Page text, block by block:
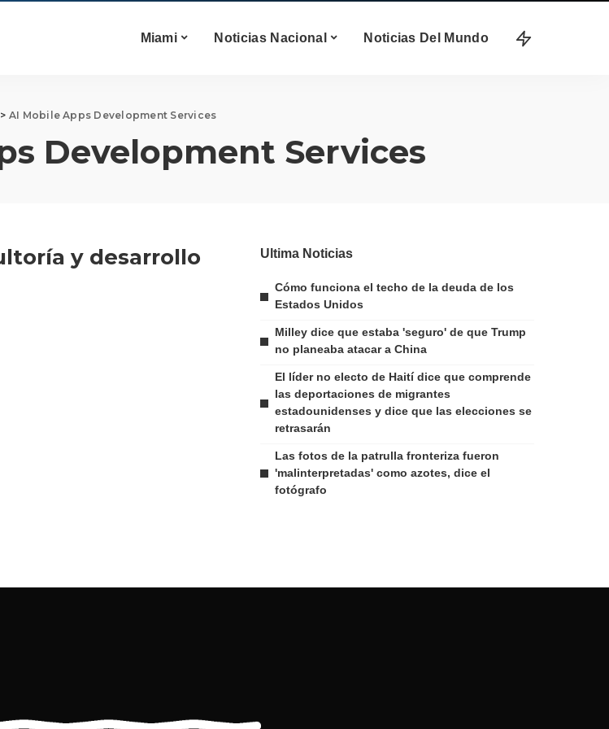
Miami Noticias Nacional Noticias Del Mundo
> AI Mobile Apps Development Services
Development Services
y desarrollo
Ultima Noticias
Cómo funciona el techo de la deuda de los
Estados Unidos
Milley dice que estaba 'seguro' de que Trump
no planeaba atacar a China
El líder no electo de Haití dice que comprende
las deportaciones de migrantes
estadounidenses y dice que las elecciones se
retrasarán
Las fotos de la patrulla fronteriza fueron
'malinterpretadas' como azotes, dice el
fotógrafo